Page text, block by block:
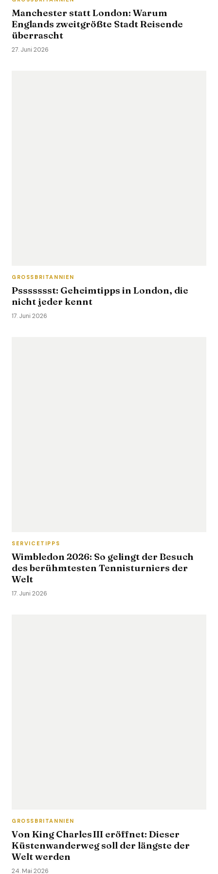
Manchester statt London: Warum
Englands zweitgrößte Stadt Reisende
überrascht
27. Juni 2026
GROSSBRITANNIEN
Pssssssst: Geheimtipps in London, die
nicht jeder kennt
17. Juni 2026
SERVICETIPPS
Wimbledon 2026: So gelingt der Besuch
des berühmtesten Tennisturniers der
Welt
17. Juni 2026
GROSSBRITANNIEN
Von King Charles III eröffnet: Dieser
Küstenwanderweg soll der längste der
Welt werden
24. Mai 2026